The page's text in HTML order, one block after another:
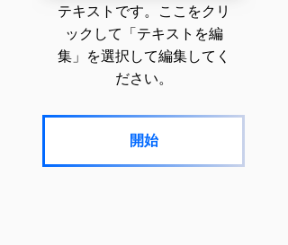
テキストです。ここをクリ
ックして「テキストを編
集」を選択して編集してく
ださい。
開始